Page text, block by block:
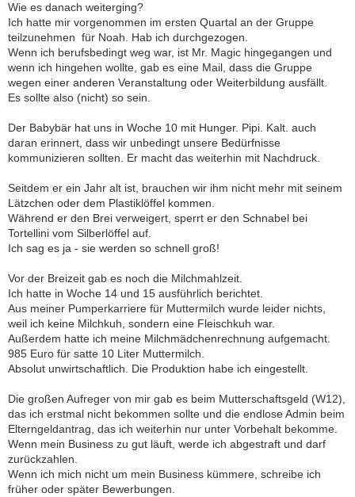
Wie es danach weiterging?
Ich hatte mir vorgenommen im ersten Quartal an der Gruppe
teilzunehmen  für Noah. Hab ich durchgezogen.
Wenn ich berufsbedingt weg war, ist Mr. Magic hingegangen und
wenn ich hingehen wollte, gab es eine Mail, dass die Gruppe
wegen einer anderen Veranstaltung oder Weiterbildung ausfällt.
Es sollte also (nicht) so sein.
Der Babybär hat uns in Woche 10 mit Hunger. Pipi. Kalt. auch
daran erinnert, dass wir unbedingt unsere Bedürfnisse
kommunizieren sollten. Er macht das weiterhin mit Nachdruck.
Seitdem er ein Jahr alt ist, brauchen wir ihm nicht mehr mit seinem
Lätzchen oder dem Plastiklöffel kommen.
Während er den Brei verweigert, sperrt er den Schnabel bei
Tortellini vom Silberlöffel auf.
Ich sag es ja - sie werden so schnell groß!
Vor der Breizeit gab es noch die Milchmahlzeit.
Ich hatte in Woche 14 und 15 ausführlich berichtet.
Aus meiner Pumperkarriere für Muttermilch wurde leider nichts,
weil ich keine Milchkuh, sondern eine Fleischkuh war.
Außerdem hatte ich meine Milchmädchenrechnung aufgemacht.
985 Euro für satte 10 Liter Muttermilch.
Absolut unwirtschaftlich. Die Produktion habe ich eingestellt.
Die großen Aufreger von mir gab es beim Mutterschaftsgeld (W12),
das ich erstmal nicht bekommen sollte und die endlose Admin beim
Elterngeldantrag, das ich weiterhin nur unter Vorbehalt bekomme.
Wenn mein Business zu gut läuft, werde ich abgestraft und darf
zurückzahlen.
Wenn ich mich nicht um mein Business kümmere, schreibe ich
früher oder später Bewerbungen.